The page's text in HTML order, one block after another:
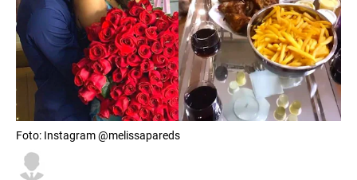
Foto: Instagram @melissapareds